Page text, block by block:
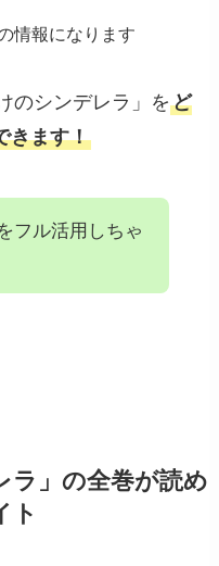
情報になります
のシンデレラ」をど
きます！
フル活用しちゃ
ラ」の全巻が読め
ト